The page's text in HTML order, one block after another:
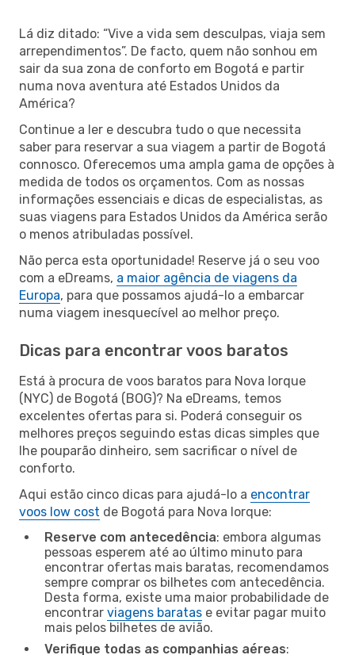
Lá diz ditado: “Vive a vida sem desculpas, viaja sem
arrependimentos”. De facto, quem não sonhou em
sair da sua zona de conforto em Bogotá e partir
numa nova aventura até Estados Unidos da
América?
Continue a ler e descubra tudo o que necessita
saber para reservar a sua viagem a partir de Bogotá
connosco. Oferecemos uma ampla gama de opções à
medida de todos os orçamentos. Com as nossas
informações essenciais e dicas de especialistas, as
suas viagens para Estados Unidos da América serão
o menos atribuladas possível.
Não perca esta oportunidade! Reserve já o seu voo
com a eDreams, a maior agência de viagens da
Europa, para que possamos ajudá-lo a embarcar
numa viagem inesquecível ao melhor preço.
Dicas para encontrar voos baratos
Está à procura de voos baratos para Nova Iorque
(NYC) de Bogotá (BOG)? Na eDreams, temos
excelentes ofertas para si. Poderá conseguir os
melhores preços seguindo estas dicas simples que
lhe pouparão dinheiro, sem sacrificar o nível de
conforto.
Aqui estão cinco dicas para ajudá-lo a encontrar
voos low cost de Bogotá para Nova Iorque:
Reserve com antecedência: embora algumas
pessoas esperem até ao último minuto para
encontrar ofertas mais baratas, recomendamos
sempre comprar os bilhetes com antecedência.
Desta forma, existe uma maior probabilidade de
encontrar viagens baratas e evitar pagar muito
mais pelos bilhetes de avião.
Verifique todas as companhias aéreas: